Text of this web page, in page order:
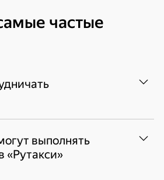
частые
При регистрации
будет создан
сотрудничать
выполнять
«Рутакси»